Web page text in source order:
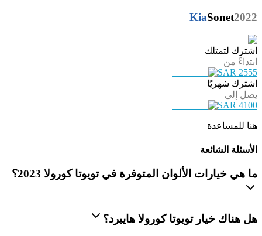
KiaSonet2022
اشترك لتمتلك
ابتداءً من
SAR 2555
اشترك شهريًا
يصل إلى
SAR 4100
هنا للمساعدة
الأسئلة الشائعة
ما هي خيارات الألوان المتوفرة في تويوتا كورولا 2023؟
هل هناك خيار تويوتا كورولا هايبرد؟